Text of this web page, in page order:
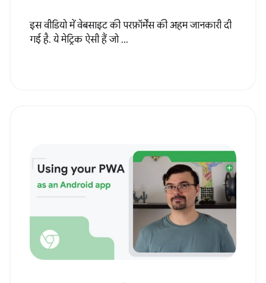
इस वीडियो में वेबसाइट की परफ़ॉर्मेंस की अहम जानकारी दी
गई है. ये मेट्रिक ऐसी हैं जो ...